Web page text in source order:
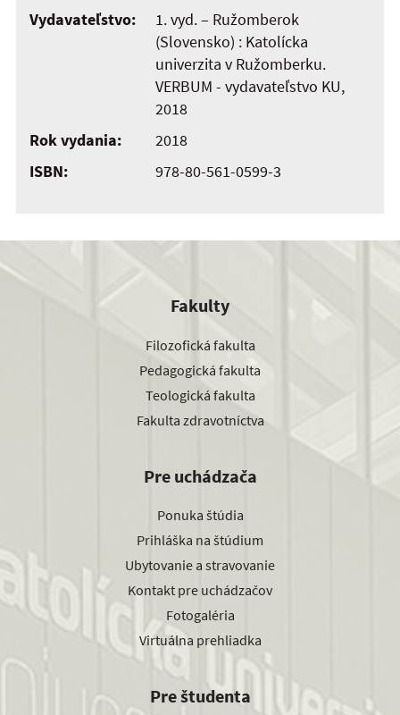
Vydavateľstvo:
1. vyd. – Ružomberok
(Slovensko) : Katolícka
univerzita v Ružomberku.
VERBUM - vydavateľstvo KU,
2018
Rok vydania:
2018
ISBN:
978-80-561-0599-3
Fakulty
Filozofická fakulta
Pedagogická fakulta
Teologická fakulta
Fakulta zdravotníctva
Pre uchádzača
Ponuka štúdia
Prihláška na štúdium
Ubytovanie a stravovanie
Kontakt pre uchádzačov
Fotogaléria
Virtuálna prehliadka
Pre študenta